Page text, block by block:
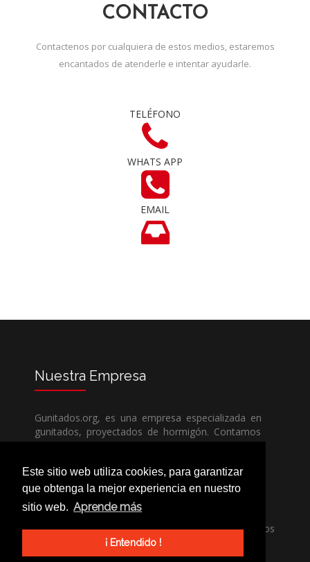
Este sitio web utiliza cookies, para garantizar
que obtenga la mejor experiencia en nuestro
sitio web. Aprende más
¡ Entendido !
CONTACTO
Contactenos por cualquiera de estos medios, estaremos
encantados de atenderle e intentar ayudarle.
TELÉFONO
WHATS APP
EMAIL
Nuestra Empresa
Gunitados.org, es una empresa especializada en
gunitados, proyectados de hormigón. Contamos
con todos los medios humanos y técnicos, para
competencia.
Si necesita una empresa de gunitados, no dude
en llamarnos, nuestros técnicos estran encantados
de poder ayudarle, ya sea usted particular o
profesional.